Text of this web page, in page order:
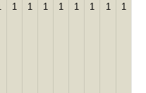
1 1 1 1 1 1 1 1